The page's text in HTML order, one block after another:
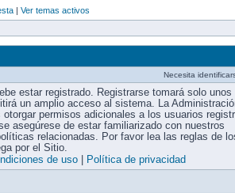
| Ver temas activos
Necesita
estar registrado. Registrarse tomará solo unos
un amplio acceso al sistema. La
otorgar permisos adicionales a los usuarios
asegúrese de estar familiarizado con nuestros
relacionadas. Por favor lea las reglas de
por el Sitio.
de uso
Política de privacidad